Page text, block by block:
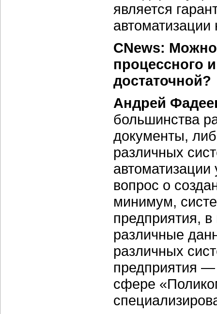
является
CNews:
процессного
достаточной?
Андрей
большинства
документы,
различных
вопрос о
минимум,
предприятия,
различные
различных
предприятия
сфере